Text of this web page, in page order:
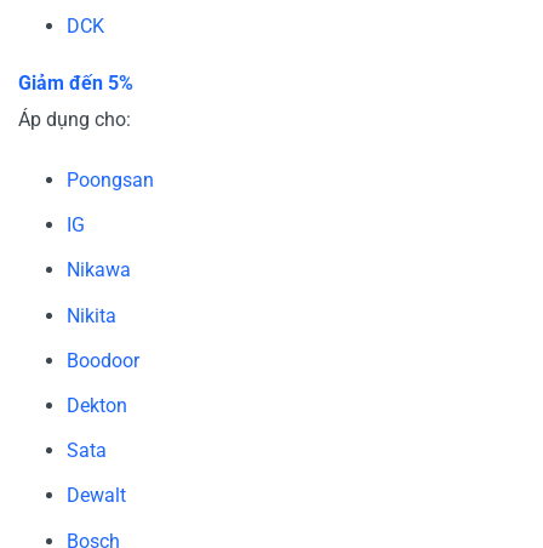
DCK
Giảm đến 5%
Áp dụng cho:
Poongsan
IG
Nikawa
Nikita
Boodoor
Dekton
Sata
Dewalt
Bosch